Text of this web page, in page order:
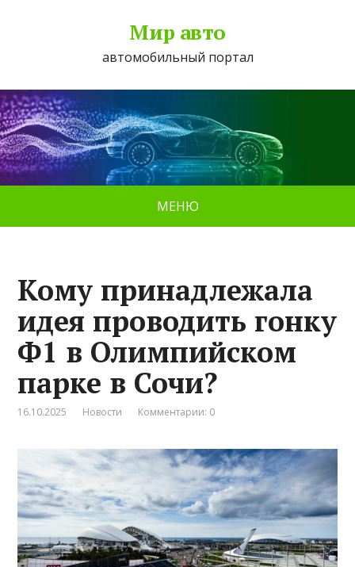
Мир авто
автомобильный портал
МЕНЮ
Кому принадлежала
идея проводить гонку
Ф1 в Олимпийском
парке в Сочи?
16.10.2025 Новости Комментарии: 0